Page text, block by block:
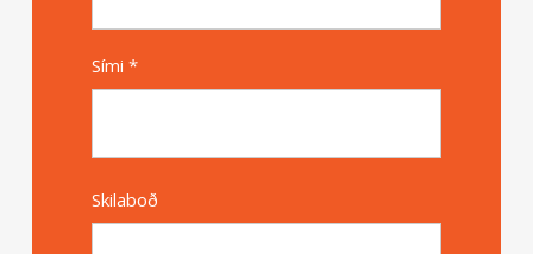
Sími *
Skilaboð